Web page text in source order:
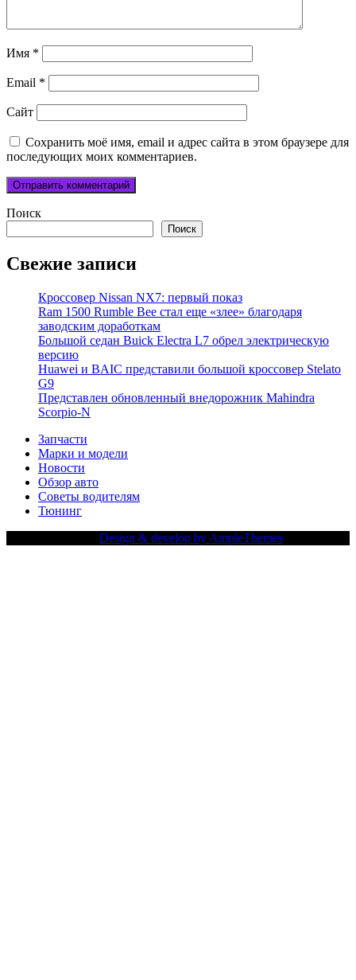
Имя *
Email *
Сайт
Сохранить моё имя, email и адрес сайта в этом браузере для
последующих моих комментариев.
Поиск
Поиск
Свежие записи
Кроссовер Nissan NX7: первый показ
Ram 1500 Rumble Bee стал еще «злее» благодаря
заводским доработкам
Большой седан Buick Electra L7 обрел электрическую
версию
Huawei и BAIC представили большой кроссовер Stelato
G9
Представлен обновленный внедорожник Mahindra
Scorpio-N
Запчасти
Марки и модели
Новости
Обзор авто
Советы водителям
Тюнинг
Design & develop by AmpleThemes